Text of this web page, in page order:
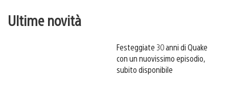
Ultime novità
Festeggiate 30 anni di Quake
con un nuovissimo episodio,
subito disponibile